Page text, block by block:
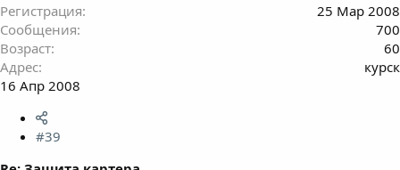
Регистрация
25 Мар 2008
Сообщения
700
Возраст
60
Адрес
курск
16 Апр 2008
#39